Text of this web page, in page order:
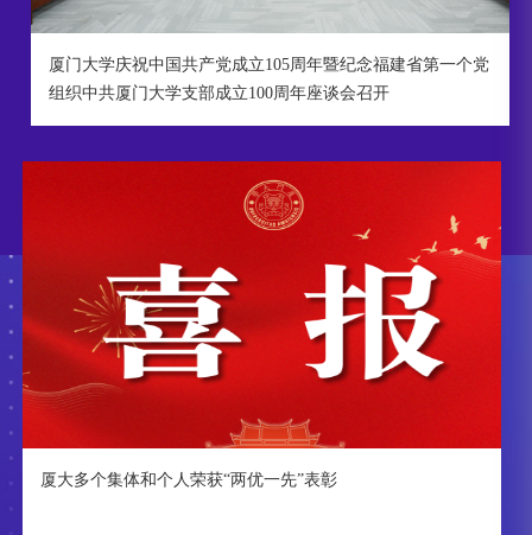
厦门大学庆祝中国共产党成立105周年暨纪念福建省第一个党
组织中共厦门大学支部成立100周年座谈会召开
厦大多个集体和个人荣获“两优一先”表彰